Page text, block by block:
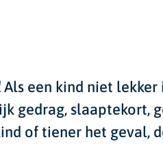
Als een kind niet lekker
gedrag, slaaptekort,
of tiener het geval,